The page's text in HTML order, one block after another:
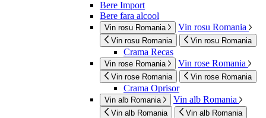
Bere Import
Bere fara alcool
Vin rosu Romania Vin rosu Romania
Vin rosu Romania Vin rosu Romania
Crama Recas
Vin rose Romania Vin rose Romania
Vin rose Romania Vin rose Romania
Crama Oprisor
Vin alb Romania Vin alb Romania
Vin alb Romania Vin alb Romania